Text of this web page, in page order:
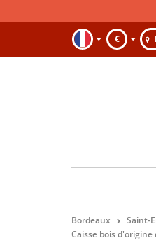
€
Bordeaux Saint-
Caisse bois